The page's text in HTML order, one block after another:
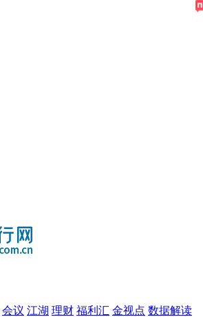
会议 江湖 理财 福利汇 金视点 数据解读